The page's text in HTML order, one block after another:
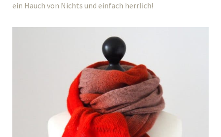
ein Hauch von Nichts und einfach herrlich!